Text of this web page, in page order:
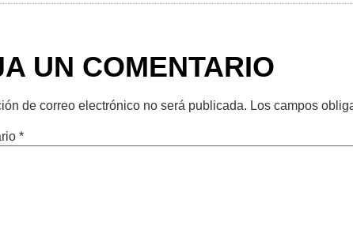
UN COMENTARIO
de correo electrónico no será publicada. Los campos
*